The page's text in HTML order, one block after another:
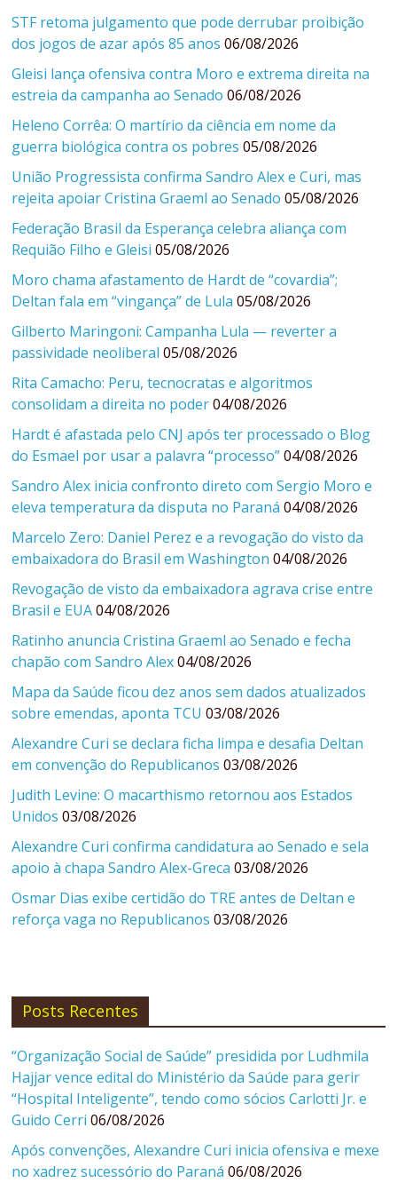
STF retoma julgamento que pode derrubar proibição
dos jogos de azar após 85 anos 06/08/2026
Gleisi lança ofensiva contra Moro e extrema direita na
estreia da campanha ao Senado 06/08/2026
Heleno Corrêa: O martírio da ciência em nome da
guerra biológica contra os pobres 05/08/2026
União Progressista confirma Sandro Alex e Curi, mas
rejeita apoiar Cristina Graeml ao Senado 05/08/2026
Federação Brasil da Esperança celebra aliança com
Requião Filho e Gleisi 05/08/2026
Moro chama afastamento de Hardt de “covardia”;
Deltan fala em “vingança” de Lula 05/08/2026
Gilberto Maringoni: Campanha Lula — reverter a
passividade neoliberal 05/08/2026
Rita Camacho: Peru, tecnocratas e algoritmos
consolidam a direita no poder 04/08/2026
Hardt é afastada pelo CNJ após ter processado o Blog
do Esmael por usar a palavra “processo” 04/08/2026
Sandro Alex inicia confronto direto com Sergio Moro e
eleva temperatura da disputa no Paraná 04/08/2026
Marcelo Zero: Daniel Perez e a revogação do visto da
embaixadora do Brasil em Washington 04/08/2026
Revogação de visto da embaixadora agrava crise entre
Brasil e EUA 04/08/2026
Ratinho anuncia Cristina Graeml ao Senado e fecha
chapão com Sandro Alex 04/08/2026
Mapa da Saúde ficou dez anos sem dados atualizados
sobre emendas, aponta TCU 03/08/2026
Alexandre Curi se declara ficha limpa e desafia Deltan
em convenção do Republicanos 03/08/2026
Judith Levine: O macarthismo retornou aos Estados
Unidos 03/08/2026
Alexandre Curi confirma candidatura ao Senado e sela
apoio à chapa Sandro Alex-Greca 03/08/2026
Osmar Dias exibe certidão do TRE antes de Deltan e
reforça vaga no Republicanos 03/08/2026
Posts Recentes
“Organização Social de Saúde” presidida por Ludhmila
Hajjar vence edital do Ministério da Saúde para gerir
“Hospital Inteligente”, tendo como sócios Carlotti Jr. e
Guido Cerri 06/08/2026
Após convenções, Alexandre Curi inicia ofensiva e mexe
no xadrez sucessório do Paraná 06/08/2026